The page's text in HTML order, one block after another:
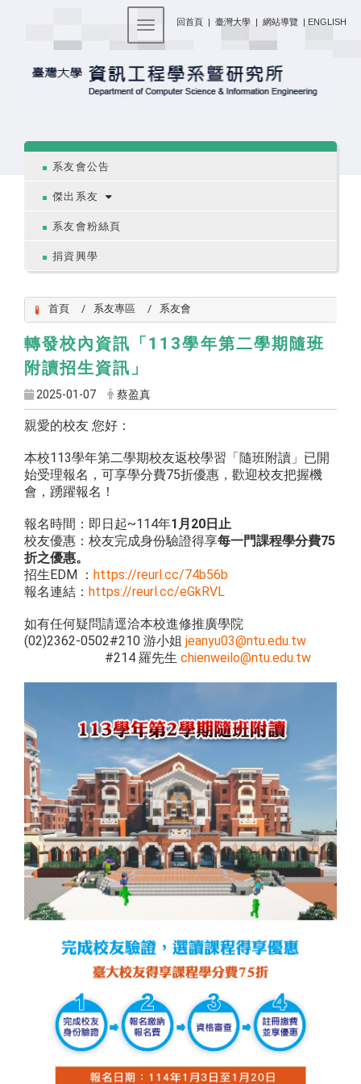
回首頁 | 臺灣大學 | 網站導覽 | ENGLISH
Toggle navigation
系友會公告
傑出系友
系友會粉絲頁
捐資興學
首頁 系友專區 系友會
轉發校內資訊「113學年第二學期隨班
附讀招生資訊」
2025-01-07 蔡盈真
親愛的校友 您好：
本校113學年第二學期校友返校學習「隨班附讀」 已開
始受理報名，可享學分費75折優惠，歡迎校友把握機
會， 踴躍報名！
報名時間：即日起~114年1月20日止
校友優惠：校友完成身份驗證得享每一門課程學分費75
折之優惠。
招生EDM ： https://reurl.cc/74b56b
報名連結： https://reurl.cc/eGkRVL
如有任何疑問請逕洽本校進修推廣學院
(02)2362-0502#210 游小姐 jeanyu03@ntu.edu.tw
#214 羅先生 chienweilo@ntu.edu.tw